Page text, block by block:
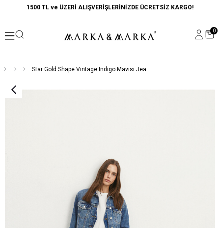
1500 TL ve ÜZERİ ALIŞVERİŞLERİNİZDE ÜCRETSİZ KARGO!
0